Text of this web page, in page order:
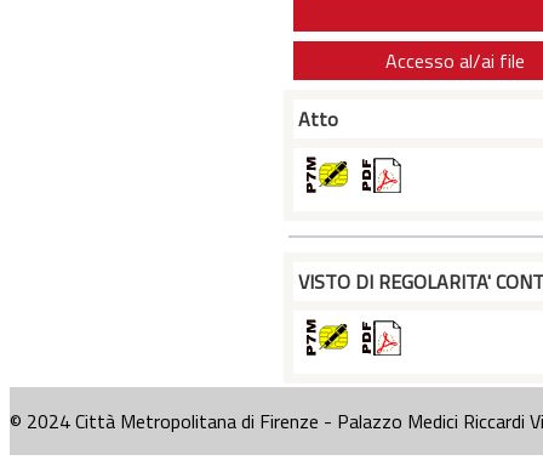
Accesso al/ai file
Atto
VISTO DI REGOLARITA'
© 2024 Città Metropolitana di Firenze - Palazzo Medici Riccardi